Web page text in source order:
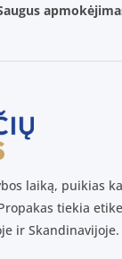
laiką, puikias
tiekia
ir Skandinavijoje.